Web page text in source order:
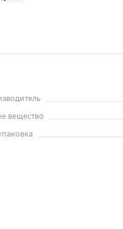
вещество